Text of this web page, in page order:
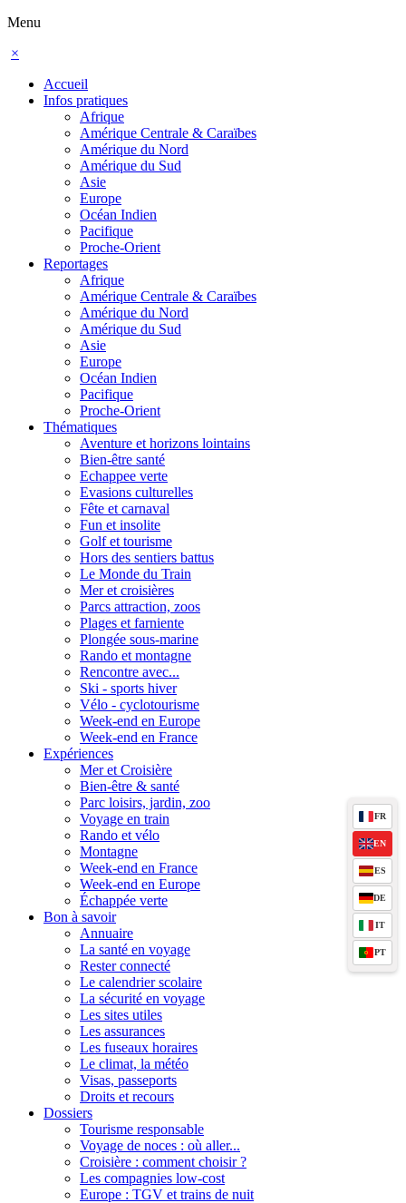
Menu
×
Accueil
Infos pratiques
Afrique
Amérique Centrale & Caraïbes
Amérique du Nord
Amérique du Sud
Asie
Europe
Océan Indien
Pacifique
Proche-Orient
Reportages
Afrique
Amérique Centrale & Caraïbes
Amérique du Nord
Amérique du Sud
Asie
Europe
Océan Indien
Pacifique
Proche-Orient
Thématiques
Aventure et horizons lointains
Bien-être santé
Echappee verte
Evasions culturelles
Fête et carnaval
Fun et insolite
Golf et tourisme
Hors des sentiers battus
Le Monde du Train
Mer et croisières
Parcs attraction, zoos
Plages et farniente
Plongée sous-marine
Rando et montagne
Rencontre avec...
Ski - sports hiver
Vélo - cyclotourisme
Week-end en Europe
Week-end en France
Expériences
Mer et Croisière
Bien-être & santé
Parc loisirs, jardin, zoo
Voyage en train
Rando et vélo
Montagne
Week-end en France
Week-end en Europe
Échappée verte
Bon à savoir
Annuaire
La santé en voyage
Rester connecté
Le calendrier scolaire
La sécurité en voyage
Les sites utiles
Les assurances
Les fuseaux horaires
Le climat, la météo
Visas, passeports
Droits et recours
Dossiers
Tourisme responsable
Voyage de noces : où aller...
Croisière : comment choisir ?
Les compagnies low-cost
Europe : TGV et trains de nuit
FR
EN
ES
DE
IT
PT